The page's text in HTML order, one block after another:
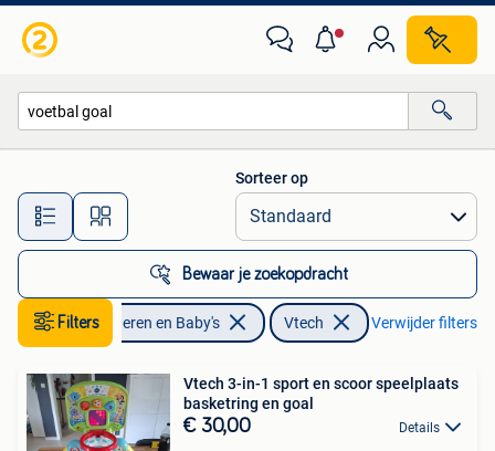
Alle afstanden…
Sorteer op
Bewaar je zoekopdracht
FiltersKinderen en Baby's Vtech Verwijder filters
Vtech 3-in-1 sport en scoor speelplaats
basketring en goal
€ 30,00 Details